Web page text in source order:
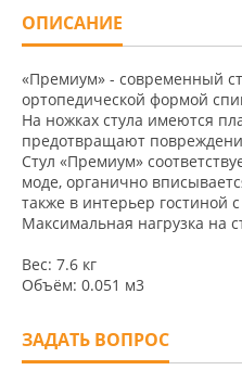
ОПИСАНИЕ
«Премиум» - современный
ортопедической формой
На ножках стула имеются
предотвращают
Стул «Премиум»
моде, органично
также в интерьер гостиной
Максимальная нагрузка на
Вес: 7.6 кг
Объём: 0.051 м3
ЗАДАТЬ ВОПРОС